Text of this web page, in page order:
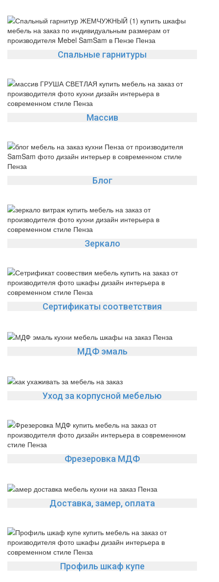
Спальные гарнитуры
Массив
Блог
Зеркало
Сертификаты соответствия
МДФ эмаль
Уход за корпусной мебелью
Фрезеровка МДФ
Доставка, замер, оплата
Профиль шкаф купе